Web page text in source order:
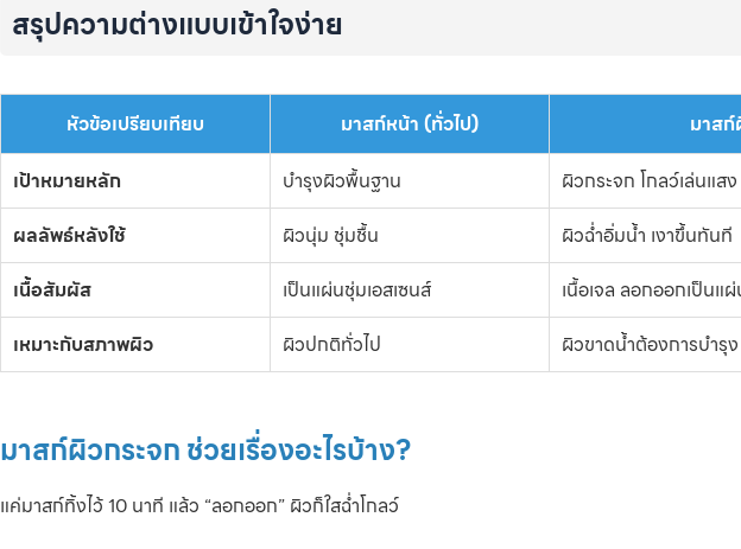
สรุปความต่างแบบเข้าใจง่าย
หัวข้อเปรียบเทียบ มาสก์หน้า (ทั่วไป)
มาสก์
เป้าหมายหลัก
บำรุงผิวพื้นฐาน
ผิวกระจก โกลว์เล่นแสง
ผลลัพธ์หลังใช้
ผิวนุ่ม ชุ่มชื้น
ผิวฉ่ำอิ่มน้ำ เงาขึ้นทันที
เนื้อสัมผัส
เป็นแผ่นชุ่มเอสเซนส์
เนื้อเจล ลอกออกเป็นแ
เหมาะกับสภาพผิว
ผิวปกติทั่วไป ผิวขาดน้ำต้องการบำรุง
มาสก์ผิวกระจก ช่วยเรื่องอะไรบ้าง?
แค่มาสก์ทิ้งไว้ 10 นาที แล้ว “ลอกออก” ผิวก็ใสฉ่ำโกลว์